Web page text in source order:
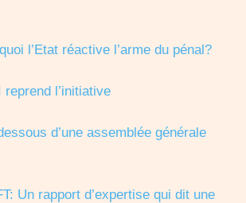
l’Etat réactive l’arme du pénal?
l’initiative
d’une assemblée générale
Un rapport d’expertise qui dit une